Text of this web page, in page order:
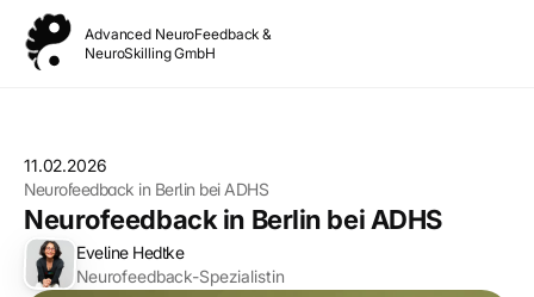
11.02.2026
Neurofeedback in Berlin bei ADHS
Neurofeedback in Berlin bei ADHS
Eveline Hedtke
Neurofeedback-Spezialistin
Advanced NeuroFeedback &
NeuroSkilling GmbH